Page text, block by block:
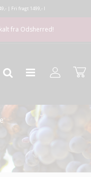
| Fri fragt 1499,- I
fra Odsherred!